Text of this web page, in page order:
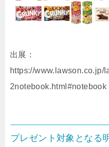
出展：
https://www.lawson.co.jp/
2notebook.html#notebook
プレゼント対象となる